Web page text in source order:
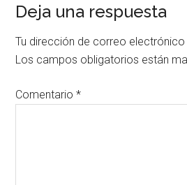
Interacciones
con
los
lectores
Deja una respuesta
Tu dirección de correo electrónico
Los campos obligatorios están
Comentario*